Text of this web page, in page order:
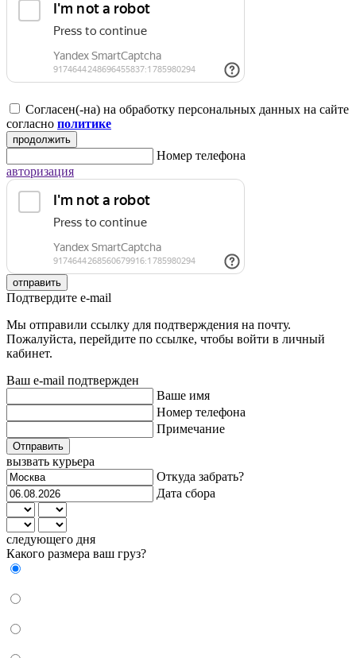
Согласен(-на) на обработку персональных данных на сайте
согласно политике
продолжить
Номер телефона
авторизация
отправить
Подтвердите e-mail
Мы отправили ссылку для подтверждения на почту.
Пожалуйста, перейдите по ссылке, чтобы войти в личный
кабинет.
Ваш e-mail подтвержден
Ваше имя
Номер телефона
Примечание
Отправить
вызвать курьера
Откуда забрать?
Дата сбора
следующего дня
Какого размера ваш груз?